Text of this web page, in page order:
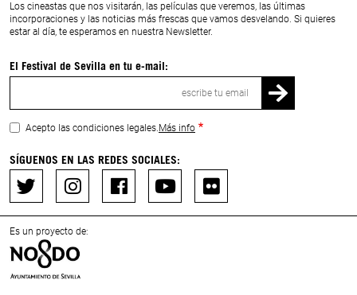
Los cineastas que nos visitarán, las películas que veremos, las últimas
incorporaciones y las noticias más frescas que vamos desvelando. Si quieres
estar al día, te esperamos en nuestra Newsletter.
El Festival de Sevilla en tu e-mail:
Acepto las condiciones legales. Más info
SÍGUENOS EN LAS REDES SOCIALES:
Es un proyecto de: